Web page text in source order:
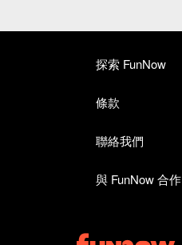
探索 FunNow
條款
聯絡我們
與 FunNow 合作